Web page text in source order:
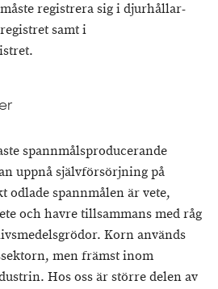
registrera sig i djurhållar-
samt i
spannmålsproducerande
uppnå självförsörjning på
odlade spannmålen är vete,
och havre tillsammans med råg
Korn används
men främst inom
Hos oss är större delen av